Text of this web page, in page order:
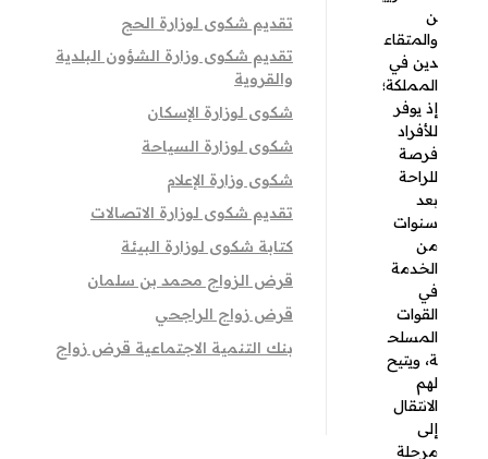
ع
س
ك
ر
ي
فرصة
للراحة بعد
سنوات
من
الخدمة
في القوات
المسلحة،
ويتيح لهم
الانتقال
إلى مرحلة
جديدة في
حياتهم،
لكن الأمر لا
يقتصر
فقط على
التوقف
عن العمل؛
شكوى وزارة الإعلام
تقديم شكوى لوزارة الاتصالات
كتابة شكوى لوزارة البيئة
قرض الزواج محمد بن سلمان
قرض زواج الراجحي
بنك التنمية الاجتماعية قرض زواج